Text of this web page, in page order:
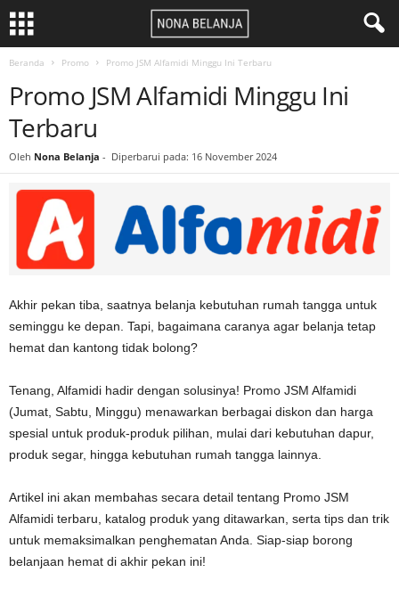
Beranda Promo Promo JSM Alfamidi Minggu Ini Terbaru
Promo JSM Alfamidi Minggu Ini
Terbaru
Oleh Nona Belanja - Diperbarui pada: 16 November 2024
Akhir pekan tiba, saatnya belanja kebutuhan rumah tangga untuk
seminggu ke depan. Tapi, bagaimana caranya agar belanja tetap
hemat dan kantong tidak bolong?
Tenang, Alfamidi hadir dengan solusinya! Promo JSM Alfamidi
(Jumat, Sabtu, Minggu) menawarkan berbagai diskon dan harga
spesial untuk produk-produk pilihan, mulai dari kebutuhan dapur,
produk segar, hingga kebutuhan rumah tangga lainnya.
Artikel ini akan membahas secara detail tentang Promo JSM
Alfamidi terbaru, katalog produk yang ditawarkan, serta tips dan trik
untuk memaksimalkan penghematan Anda. Siap-siap borong
belanjaan hemat di akhir pekan ini!